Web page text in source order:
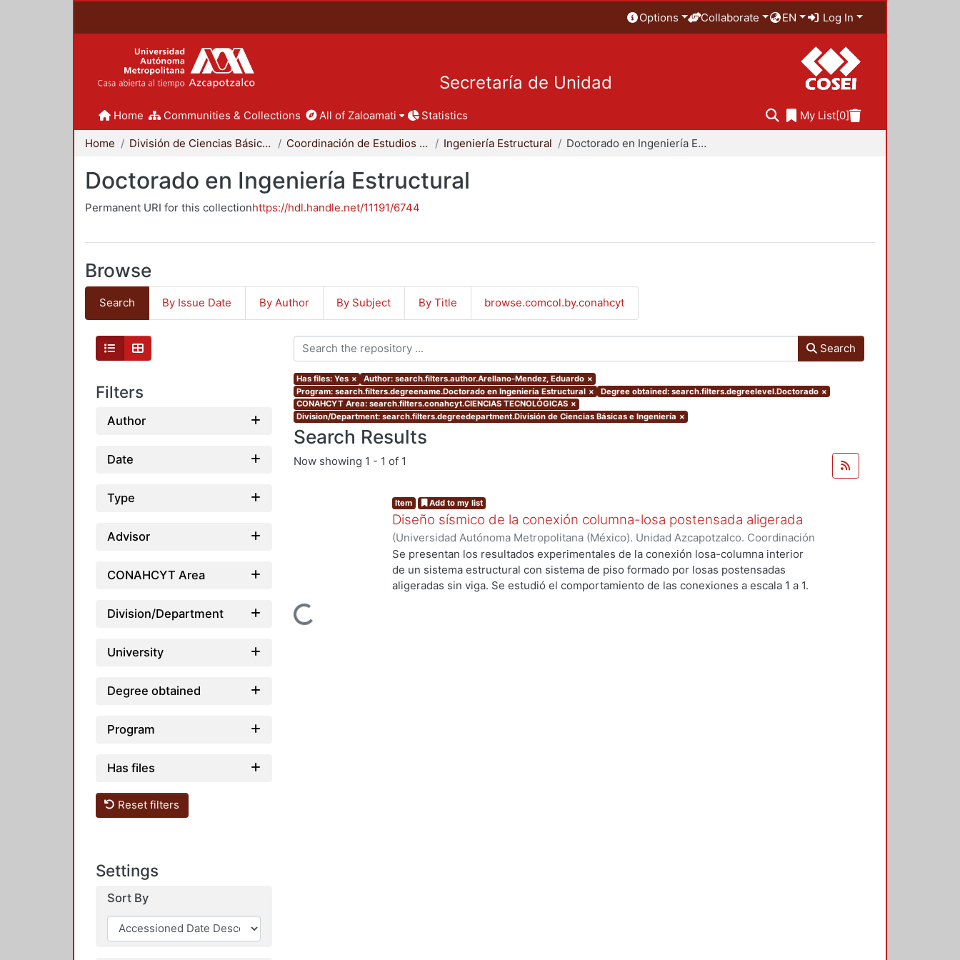
Options Collaborate EN Log In
Secretaría de Unidad
Home Communities & Collections All of Zaloamati Statistics My List[0]
Home División de Ciencias Básicas e Ingeniería Coordinación de Estudios de Posgrado - CBI Ingeniería Estructural Doctorado en Ingeniería Estructural
Doctorado en Ingeniería Estructural
Permanent URI for this collectionhttps://hdl.handle.net/11191/6744
Browse
Search By Issue Date By Author By Subject By Title browse.comcol.by.conahcyt
Filters
Author
Date
Type
Advisor
CONAHCYT Area
Division/Department
University
Degree obtained
Program
Has files
Reset filters
Settings
Sort By
Search
Has files: Yes × Author: search.filters.author.Arellano-Mendez, Eduardo ×
Program: search.filters.degreename.Doctorado en Ingeniería Estructural × Degree obtained: search.filters.degreelevel.Doctorado ×
CONAHCYT Area: search.filters.conahcyt.CIENCIAS TECNOLÓGICAS ×
Division/Department: search.filters.degreedepartment.División de Ciencias Básicas e Ingeniería ×
Search Results
Now showing 1 - 1 of 1
Loading...
Item Add to my list
Diseño sísmico de la conexión columna-losa postensada aligerada
(Universidad Autónoma Metropolitana (México). Unidad Azcapotzalco. Coordinación
de Servicios de Información. ,2013-09)Arellano-Mendez, Eduardo
Se presentan los resultados experimentales de la conexión losa-columna interior
de un sistema estructural con sistema de piso formado por losas postensadas
aligeradas sin viga. Se estudió el comportamiento de las conexiones a escala 1 a 1.